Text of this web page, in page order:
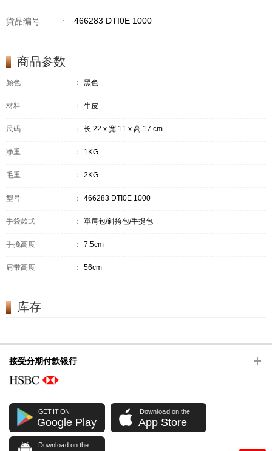
貨品编号 : 466283 DTI0E 1000
商品参数
顏色 ： 黑色
材料 ： 牛皮
尺码 ： 长 22 x 宽 11 x 高 17 cm
净重 ： 1KG
毛重 ： 2KG
型号 ： 466283 DTI0E 1000
手袋款式 ： 單肩包/斜挎包/手提包
手挽高度 ： 7.5cm
肩带高度 ： 56cm
库存
接受分期付款银行
GET IT ON
Google Play
Download on the
App Store
Download on the